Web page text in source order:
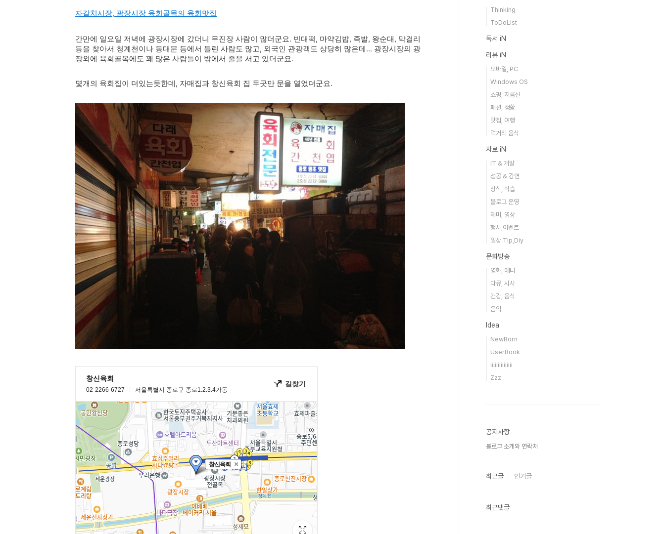
자갈치시장, 광장시장 육회골목의 육회맛집
간만에 일요일 저녁에 광장시장에 갔더니 무진장 사람이 많더군요. 빈대떡, 마약김밥, 족발, 왕순대, 막걸리
등을 찾아서 청계천이나 동대문 등에서 들린 사람도 많고, 외국인 관광객도 상당히 많은데... 광장시장의 광
장외에 육회골목에도 꽤 많은 사람들이 밖에서 줄을 서고 있더군요.
몇개의 육회집이 더있는듯한데, 자매집과 창신육회 집 두곳만 문을 열었더군요.
Thinking
ToDoList
독서 iN
리뷰 iN
모바일, PC
Windows OS
쇼핑, 지름신
패션, 생활
맛집, 여행
먹거리 음식
자료 iN
IT & 개발
성공 & 강연
상식, 학습
블로그 운영
재미, 영상
행사,이벤트
일상 Tip,Diy
문화방송
영화, 애니
다큐, 시사
건강, 음식
음악
Idea
NewBorn
UserBook
iiiiiiiiiiiiiii
Zzz
공지사항
블로그 소개와 연락처
최근글 인기글
최근댓글